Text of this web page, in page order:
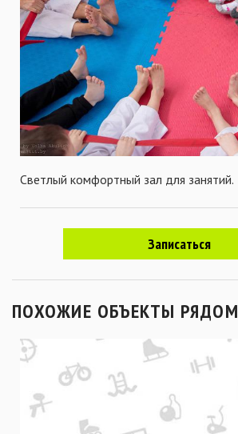
Светлый комфортный зал для занятий.
Записаться
ПОХОЖИЕ ОБЪЕКТЫ РЯДОМ